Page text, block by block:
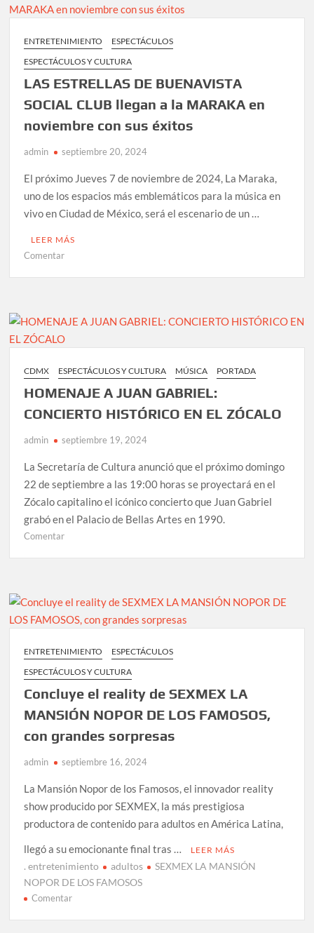
de
CASTAÑEDA,
y
el
a
México
INSPECTER
THE
LOCOS
en
único
ENTRETENIMIENTO
ESPECTÁCULOS
ESPECTÁCULOS Y CULTURA
LAS ESTRELLAS DE BUENAVISTA
SOCIAL CLUB llegan a la MARAKA en
noviembre con sus éxitos
admin septiembre 20, 2024
El próximo Jueves 7 de noviembre de 2024, La Maraka,
uno de los espacios más emblemáticos para la música en
vivo en Ciudad de México, será el escenario de un …
LEER MÁS
Comentaren
BUENAVISTA
CLUB
a
la
MARAKA
noviembre
sus
éxitos
CDMX ESPECTÁCULOS Y CULTURA MÚSICA PORTADA
HOMENAJE A JUAN GABRIEL:
CONCIERTO HISTÓRICO EN EL ZÓCALO
admin septiembre 19, 2024
La Secretaría de Cultura anunció que el próximo domingo
22 de septiembre a las 19:00 horas se proyectará en el
Zócalo capitalino el icónico concierto que Juan Gabriel
grabó en el Palacio de Bellas Artes en 1990.
Comentaren
GABRIEL:
HISTÓRICO
EL
ZÓCALO
ENTRETENIMIENTO
ESPECTÁCULOS
ESPECTÁCULOS Y CULTURA
Concluye el reality de SEXMEX LA
MANSIÓN NOPOR DE LOS FAMOSOS,
con grandes sorpresas
admin septiembre 16, 2024
La Mansión Nopor de los Famosos, el innovador reality
show producido por SEXMEX, la más prestigiosa
productora de contenido para adultos en América Latina,
llegó a su emocionante final tras …
LEER MÁS
. entretenimiento adultos
SEXMEX LA MANSIÓN
NOPOR DE LOS FAMOSOS
Comentaren